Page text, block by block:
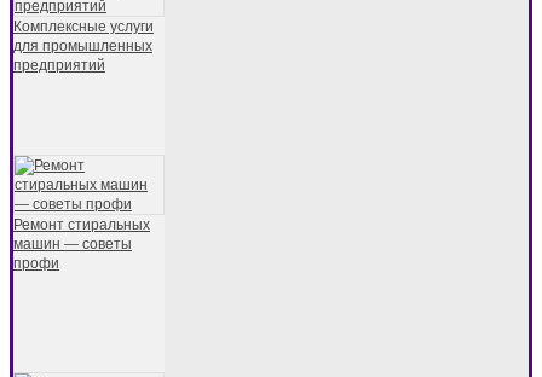
Комплексные услуги
для промышленных
предприятий
Ремонт стиральных
машин — советы
профи